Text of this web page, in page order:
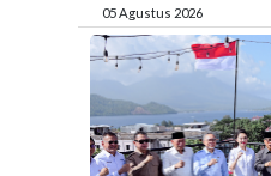
05 Agustus 2026